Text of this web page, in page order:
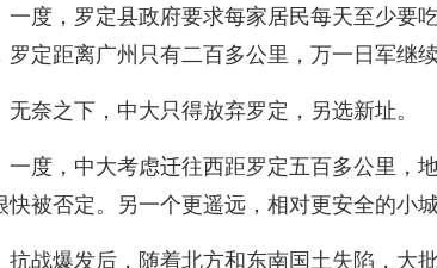
一度，罗定县政府要求每家居民每天至少要
罗定距离广州只有二百多公里，万一日军继
无奈之下，中大只得放弃罗定，另选新址。
一度，中大考虑迁往西距罗定五百多公里，
快被否定。另一个更遥远，相对更安全的小
抗战爆发后，随着北方和东南国土失陷，大